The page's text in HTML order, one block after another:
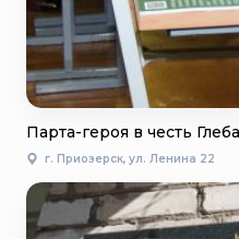
Парта-героя в честь
г. Приозерск, ул. Ленина 22